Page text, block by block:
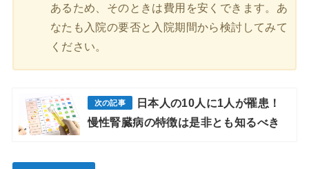
あるため、そのときは費用を安くできます。あ
なたも入院の要否と入院期間から検討してみて
ください。
日本人の10人に1人が罹患！
慢性腎臓病の特徴は是非とも知るべき